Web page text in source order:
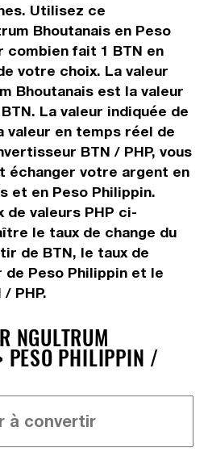
Utilisez ce
Bhoutanais en Peso
combien fait 1 BTN en
votre choix. La valeur
Bhoutanais est la valeur
La valeur indiquée de
valeur en temps réel de
BTN / PHP, vous
échanger votre argent en
et en Peso Philippin.
valeurs PHP ci-
le taux de change du
de BTN, le taux de
de Peso Philippin et le
PHP.
NGULTRUM
PESO PHILIPPIN /